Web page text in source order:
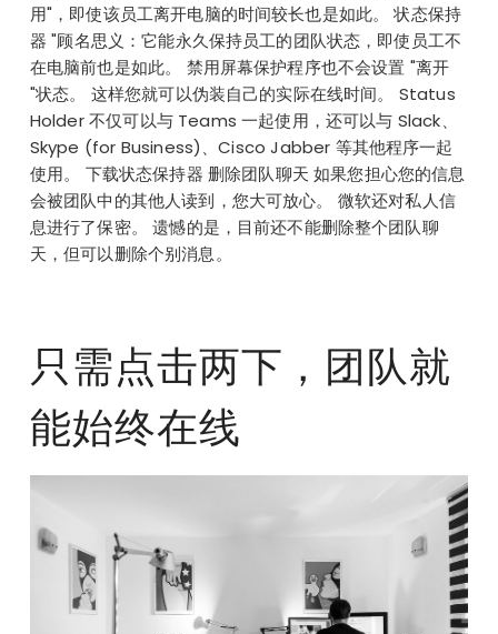
用"，即使该员工离开电脑的时间较长也是如此。 状态保持
器 "顾名思义：它能永久保持员工的团队状态，即使员工不
在电脑前也是如此。 禁用屏幕保护程序也不会设置 "离开
"状态。 这样您就可以伪装自己的实际在线时间。 Status
Holder 不仅可以与 Teams 一起使用，还可以与 Slack、
Skype (for Business)、Cisco Jabber 等其他程序一起
使用。 下载状态保持器 删除团队聊天 如果您担心您的信息
会被团队中的其他人读到，您大可放心。 微软还对私人信
息进行了保密。 遗憾的是，目前还不能删除整个团队聊
天，但可以删除个别消息。
只需点击两下，团队就
能始终在线